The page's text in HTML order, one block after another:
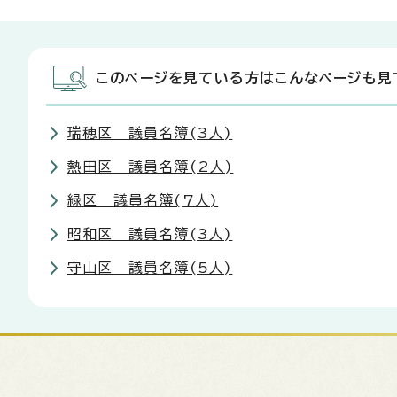
このページを見ている方はこんなページも見
瑞穂区 議員名簿(3人)
熱田区 議員名簿(2人)
緑区 議員名簿(7人)
昭和区 議員名簿(3人)
守山区 議員名簿(5人)